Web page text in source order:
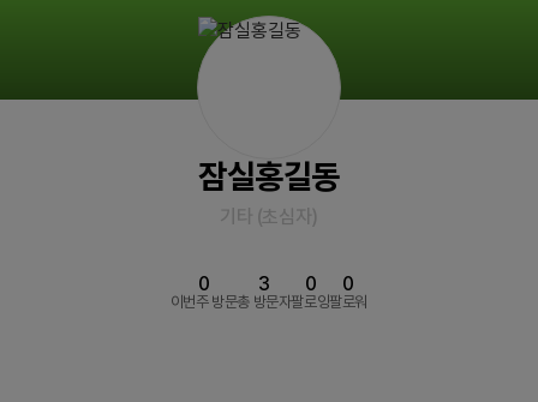
잠실홍길동
기타 (초심자 )
이번주 방문
0
총 방문자
3
팔로잉
0
팔로워
0